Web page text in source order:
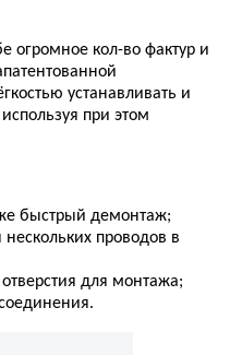
огромное кол-во фактур и
устанавливать и
используя при этом
быстрый демонтаж;
нескольких проводов в
отверстия для монтажа;
.